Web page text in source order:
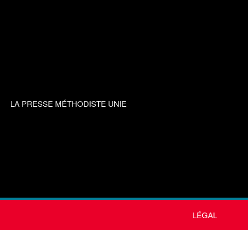
LA PRESSE MÉTHODISTE UNIE
LÉGAL